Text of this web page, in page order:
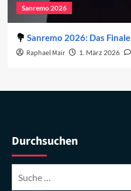
Sanremo 2026
Sanremo 2026: Das Finale
Raphael Mair 1. März 2026
Durchsuchen